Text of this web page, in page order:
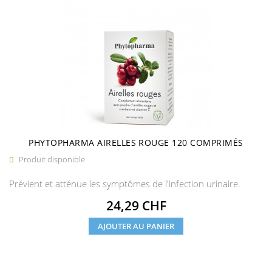
PHYTOPHARMA AIRELLES ROUGE 120 COMPRIMÉS
 Produit disponible
Prévient et atténue les symptômes de l'infection urinaire.
Prix
24,29 CHF
AJOUTER AU PANIER